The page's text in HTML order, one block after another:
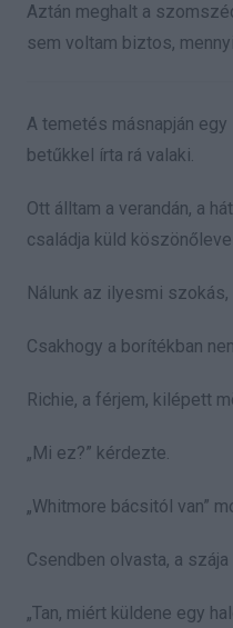
Aztán meghalt a
sem voltam biztos,
A temetés másnapján
betűkkel írta rá valaki.
Ott álltam a verandán, a
családja küld
Nálunk az ilyesmi
Csakhogy a borítékban
Richie, a férjem, kilépett
„Mi ez?” kérdezte.
„Whitmore bácsitól van”
Csendben olvasta, a
„Tan, miért küldene egy